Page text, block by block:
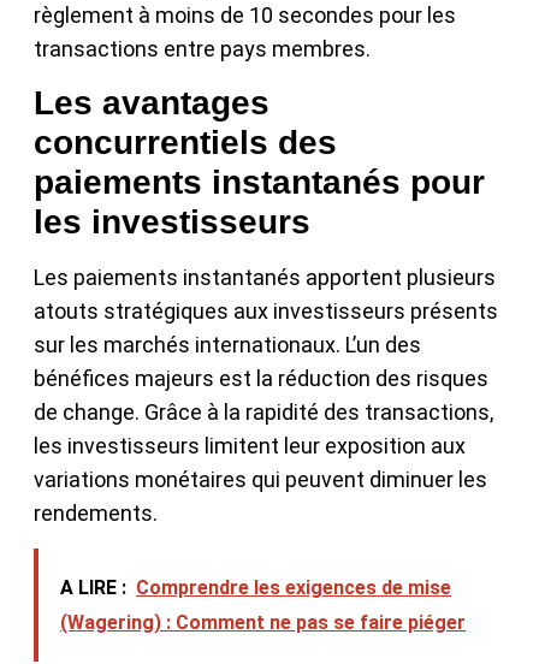
règlement à moins de 10 secondes pour les
transactions entre pays membres.
Les avantages
concurrentiels des
paiements instantanés pour
les investisseurs
Les paiements instantanés apportent plusieurs
atouts stratégiques aux investisseurs présents
sur les marchés internationaux. L’un des
bénéfices majeurs est la réduction des risques
de change. Grâce à la rapidité des transactions,
les investisseurs limitent leur exposition aux
variations monétaires qui peuvent diminuer les
rendements.
A LIRE : Comprendre les exigences de mise
(Wagering) : Comment ne pas se faire piéger